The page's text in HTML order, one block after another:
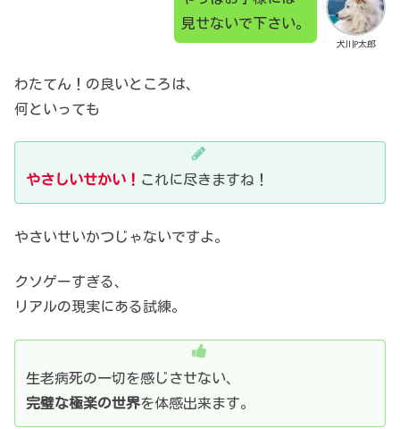
犬川P太郎
見せないで下さい。
わたてん！の良いところは、
何といっても
やさしいせかい！ これに尽きますね！
やさいせいかつじゃないですよ。
クソゲーすぎる、
リアルの現実にある試練。
生老病死の一切を感じさせない、
完璧な極楽の世界を体感出来ます。